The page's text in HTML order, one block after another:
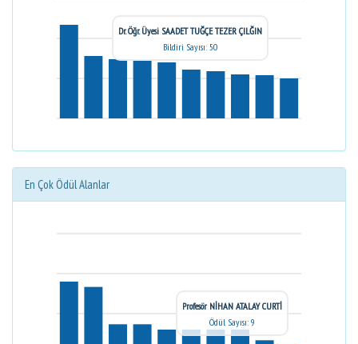
Dr. Öğr. Üyesi SAADET TUĞÇE TEZER ÇILĞIN
Bildiri Sayısı: 50
En Çok Ödül Alanlar
Profesör NİHAN ATALAY CURTİ
Ödül Sayısı: 9